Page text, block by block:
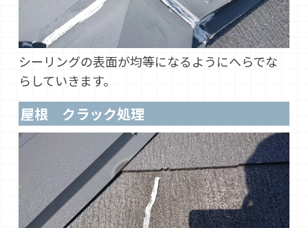
シーリングの表面が均等になるようにへらでな
らしていきます。
屋根 クラック処理